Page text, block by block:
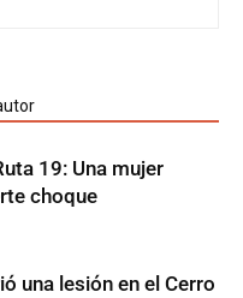
19: Una mujer
choque
una lesión en el Cerro